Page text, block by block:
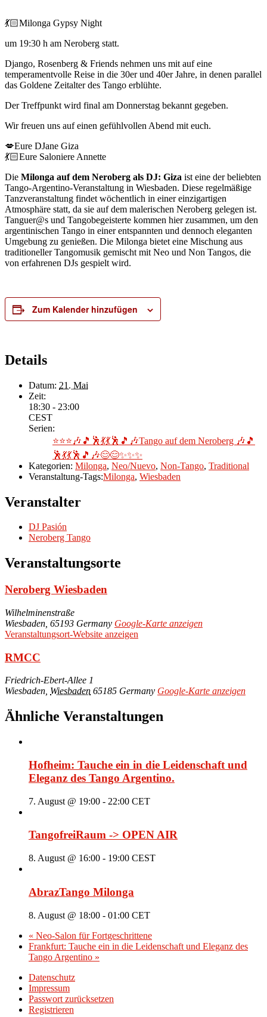
💃🏻Milonga Gypsy Night
um 19:30 h am Neroberg statt.
Django, Rosenberg & Friends nehmen uns mit auf eine
temperamentvolle Reise in die 30er und 40er Jahre, in denen parallel
das Goldene Zeitalter des Tango erblühte.
Der Treffpunkt wird final am Donnerstag bekannt gegeben.
Wir freuen uns auf einen gefühlvollen Abend mit euch.
💋Eure DJane Giza
💃🏻Eure Saloniere Annette
Die Milonga auf dem Neroberg als DJ: Giza ist eine der beliebten
Tango-Argentino-Veranstaltung in Wiesbaden. Diese regelmäßige
Tanzveranstaltung findet wöchentlich in einer einzigartigen
Atmosphäre statt, da sie auf dem malerischen Neroberg gelegen ist.
Tanguer@s und Tangobegeisterte kommen hier zusammen, um den
argentinischen Tango in einer entspannten und dennoch eleganten
Umgebung zu genießen. Die Milonga bietet eine Mischung aus
traditioneller Tangomusik gemischt mit Neo und Non Tangos, die
von erfahrenen DJs gespielt wird.
Zum Kalender hinzufügen
Details
Datum: 21. Mai
Zeit:
18:30 - 23:00
CEST
Serien:
⭐⭐⭐🎶🎵🕺💃💃🕺🎵🎶Tango auf dem Neroberg 🎶🎵
🕺💃💃🕺🎵🎶😊😊✨✨✨
Kategorien: Milonga, Neo/Nuevo, Non-Tango, Traditional
Veranstaltung-Tags:Milonga, Wiesbaden
Veranstalter
DJ Pasión
Neroberg Tango
Veranstaltungsorte
Neroberg Wiesbaden
Wilhelminenstraße
Wiesbaden 65193 Germany Google-Karte anzeigen
Veranstaltungsort-Website anzeigen
RMCC
Friedrich-Ebert-Allee 1
Wiesbaden, Wiesbaden 65185 Germany Google-Karte anzeigen
Ähnliche Veranstaltungen
Hofheim: Tauche ein in die Leidenschaft und
Eleganz des Tango Argentino.
7. August @ 19:00 - 22:00 CET
TangofreiRaum -> OPEN AIR
8. August @ 16:00 - 19:00 CEST
AbrazTango Milonga
8. August @ 18:00 - 01:00 CET
« Neo-Salon für Fortgeschrittene
Frankfurt: Tauche ein in die Leidenschaft und Eleganz des
Tango Argentino »
Datenschutz
Impressum
Passwort zurücksetzen
Registrieren